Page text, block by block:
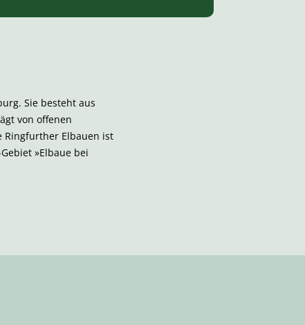
Sie besteht aus
von offenen
Ringfurther Elbauen ist
»Elbaue bei